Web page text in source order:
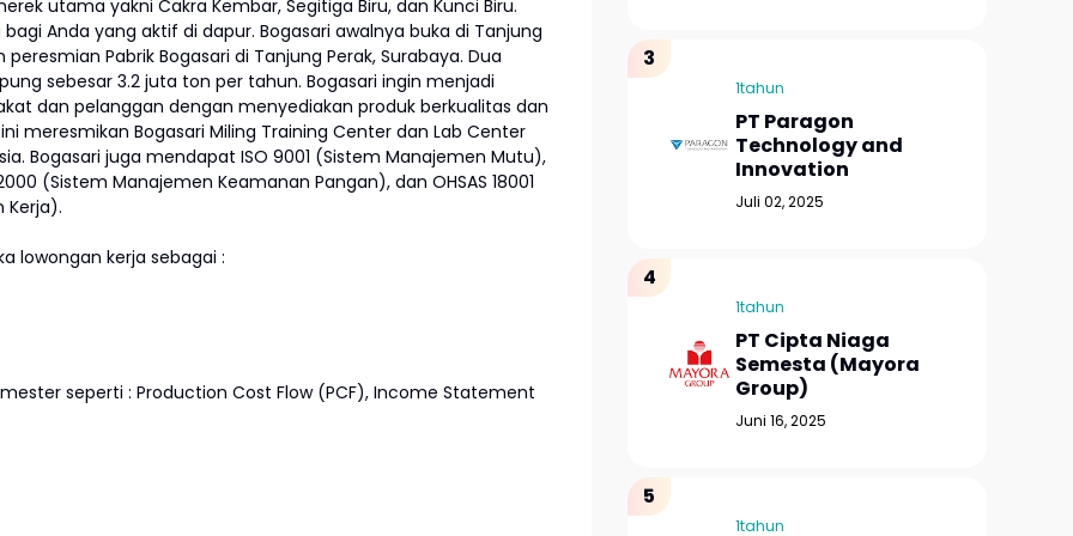
utama yakni Cakra Kembar, Segitiga Biru, dan Kunci Biru.
Anda yang aktif di dapur. Bogasari awalnya buka di Tanjung
Pabrik Bogasari di Tanjung Perak, Surabaya. Dua
sebesar 3.2 juta ton per tahun. Bogasari ingin menjadi
dan pelanggan dengan menyediakan produk berkualitas dan
meresmikan Bogasari Miling Training Center dan Lab Center
Bogasari juga mendapat ISO 9001 (Sistem Manajemen Mutu),
(Sistem Manajemen Keamanan Pangan), dan OHSAS 18001
Kerja).
lowongan kerja sebagai :
seperti : Production Cost Flow (PCF), Income Statement
1tahun
PT Paragon
Technology and
Innovation
Juli 02, 2025
1tahun
PT Cipta Niaga
Semesta (Mayora
Group)
Juni 16, 2025
1tahun